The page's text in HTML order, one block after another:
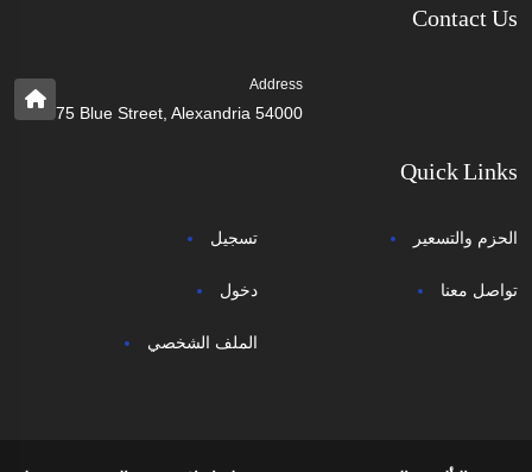
Contact Us
Address
75 Blue Street, Alexandria 54000
Quick Links
تسجيل
دخول
الملف الشخصي
الحزم والتسعير
تواصل معنا